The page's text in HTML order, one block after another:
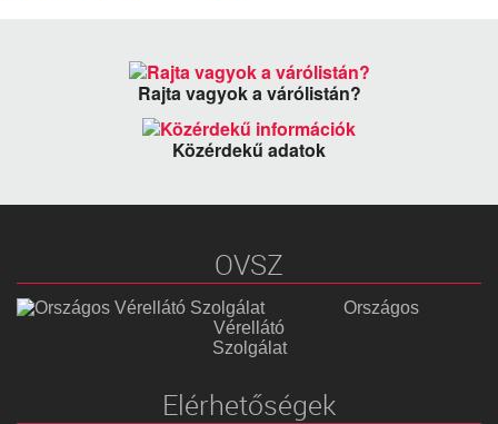
Rajta vagyok a várólistán?
Közérdekű adatok
OVSZ
Országos
Vérellátó
Szolgálat
Elérhetőségek